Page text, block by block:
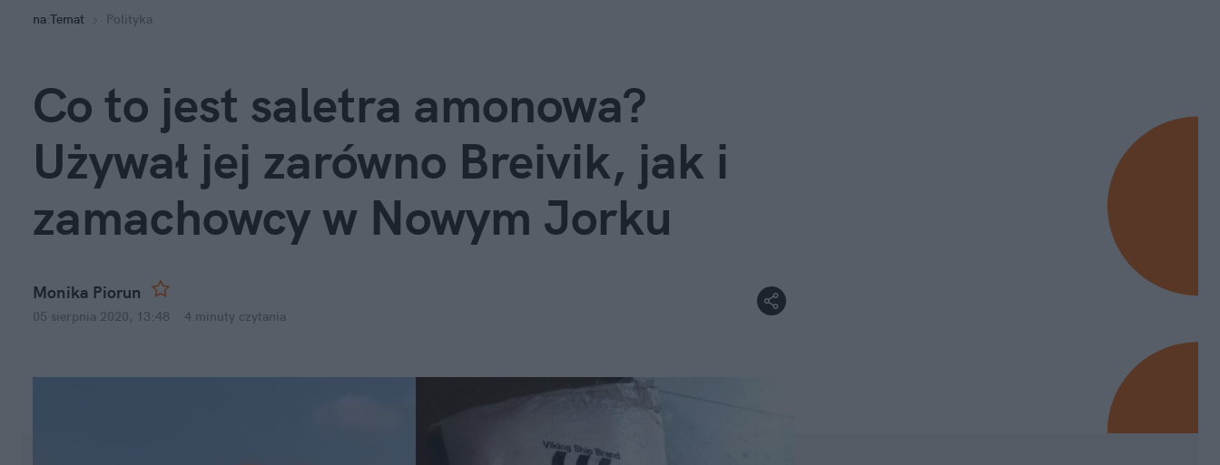
na:Temat Polityka
Co to jest saletra amonowa?
Używał jej zarówno Breivik, jak i
zamachowcy w Nowym Jorku
Monika Piorun
05 sierpnia 2020, 13:48 4 minuty czytania